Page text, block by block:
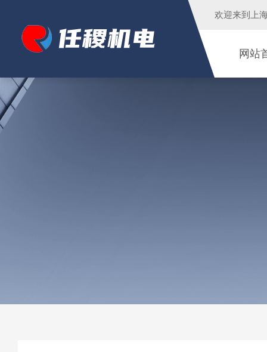
欢迎来到 上
网站